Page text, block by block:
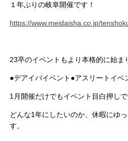
１年ぶりの岐阜開催です！
https://www.meidaisha.co.jp/
23卒のイベントもより本格的に始ま
●デアイバイベント ●アスリートイベ
1月開催だけでもイベント目白押しで
どんな1年にしたいのか、休暇にゆ
す。